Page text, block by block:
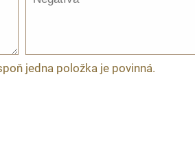
jedna položka je povinná.